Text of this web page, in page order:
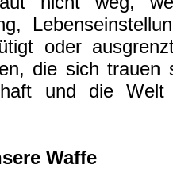
oder
die sich
und die
Waffe